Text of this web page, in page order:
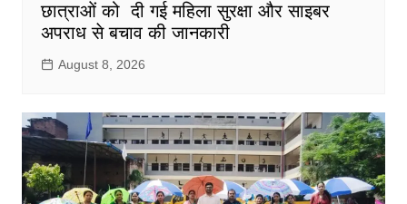
छात्राओं को दी गई महिला सुरक्षा और साइबर
अपराध से बचाव की जानकारी
August 8, 2026